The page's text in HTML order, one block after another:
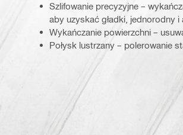
Szlifowanie precyzyjne –
aby uzyskać gładki, jednorodny
Wykańczanie powierzchni –
Połysk lustrzany – polerowanie